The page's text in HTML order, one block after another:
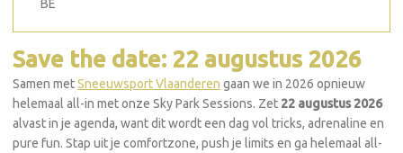
BE
Save the date: 22 augustus 2026
Samen metSneeuwsport Vlaanderen gaan we in 2026 opnieuw
helemaal all-in met onze Sky Park Sessions. Zet 22 augustus 2026
alvast in je agenda, want dit wordt een dag vol tricks, adrenaline en
pure fun. Stap uit je comfortzone, push je limits en ga helemaal all-